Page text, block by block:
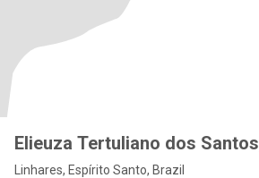
Elieuza Tertuliano dos Santos
Linhares, Espírito Santo, Brazil